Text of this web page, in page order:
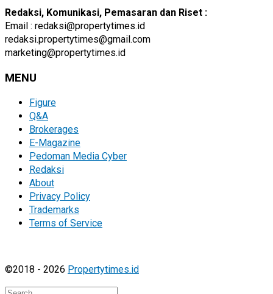
Redaksi, Komunikasi, Pemasaran dan Riset :
Email : redaksi@propertytimes.id
redaksi.propertytimes@gmail.com
marketing@propertytimes.id
MENU
Figure
Q&A
Brokerages
E-Magazine
Pedoman Media Cyber
Redaksi
About
Privacy Policy
Trademarks
Terms of Service
©2018 - 2026 Propertytimes.id